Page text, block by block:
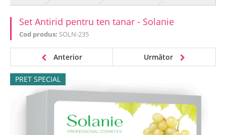
Set Antirid pentru ten tanar - Solanie
Cod produs: SOLN-235
Anterior Următor
PRET SPECIAL